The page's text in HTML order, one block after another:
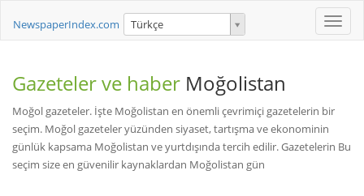
Toggle
NewspaperIndex.com Türkçe
Gazeteler ve haber Moğolistan
Moğol gazeteler. İşte Moğolistan en önemli çevrimiçi gazetelerin bir
seçim. Moğol gazeteler yüzünden siyaset, tartışma ve ekonominin
günlük kapsama Moğolistan ve yurtdışında tercih edilir. Gazetelerin Bu
seçim size en güvenilir kaynaklardan Moğolistan gün